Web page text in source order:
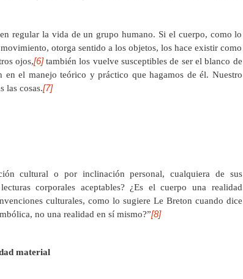
regular la vida de un grupo humano. Si el cuerpo, como lo
otorga sentido a los objetos, los hace existir como
ojos,[6]también los vuelve susceptibles de ser el blanco de
en el manejo teórico y práctico que hagamos de él. Nuestro
las cosas.[7]
cultural o por inclinación personal, cualquiera de sus
corporales aceptables? ¿Es el cuerpo una realidad
culturales, como lo sugiere Le Breton cuando dice
no una realidad en sí mismo?”[8]
material